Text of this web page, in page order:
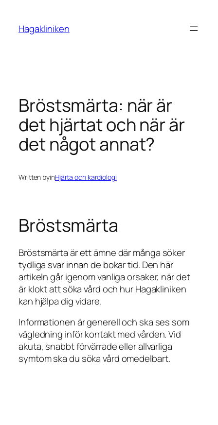
content
Hagakliniken
Bröstsmärta: när är
det hjärtat och när är
det något annat?
Written byinHjärta och kardiologi
Bröstsmärta
Bröstsmärta är ett ämne där många söker
tydliga svar innan de bokar tid. Den här
artikeln går igenom vanliga orsaker, när det
är klokt att söka vård och hur Hagakliniken
kan hjälpa dig vidare.
Informationen är generell och ska ses som
vägledning inför kontakt med vården. Vid
akuta, snabbt förvärrade eller allvarliga
symtom ska du söka vård omedelbart.